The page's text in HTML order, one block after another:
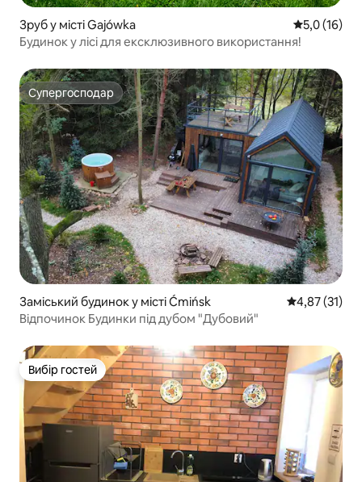
Зруб у місті Gajówka Середня
5,0 (16)
Будинок у лісі для ексклюзивного використання!
Супергосподар
Супергосподар
Заміський будинок у місті Ćmińsk Середня
4,87 (31)
Відпочинок Будинки під дубом "Дубовий"
Вибір гостей
Вибір гостей